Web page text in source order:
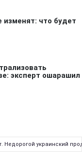
Недорогой украинский